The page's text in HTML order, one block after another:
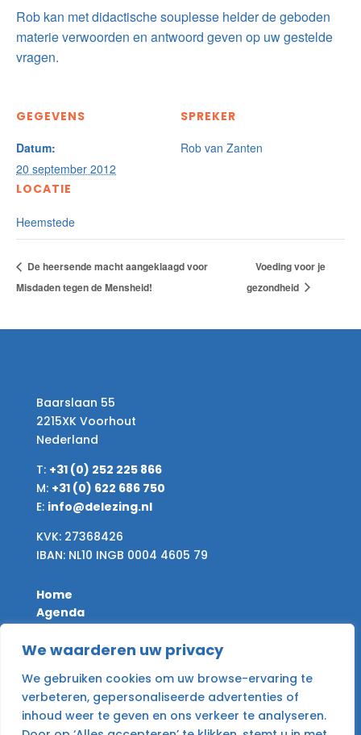
We waarderen uw privacy
We gebruiken cookies om uw browse-ervaring te
verbeteren, gepersonaliseerde advertenties of
inhoud weer te geven en ons verkeer te analyseren.
Rob kan met didactische souplesse helder de geboden
materie verwoorden en antwoord geven op uw gestelde
vragen.
GEGEVENS
Datum:
20 september 2012
LOCATIE
Heemstede
SPREKER
Rob van Zanten
De heersende macht aangeklaagd voor
Misdaden tegen de Mensheid!
Voeding voor je
gezondheid
Baarslaan 55
2215XK Voorhout
Nederland
T: +31 (0) 252 225 866
M: +31 (0) 622 686 750
E: info@delezing.nl
KVK: 27368426
IBAN: NL10 INGB 0004 4605 79
Home
Agenda
Desire & Give
Contact
Algemene voorwaarden